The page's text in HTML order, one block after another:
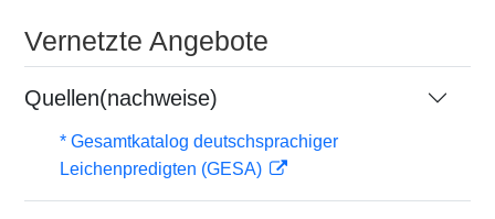
Vernetzte Angebote
Quellen(nachweise)
* Gesamtkatalog deutschsprachiger
Leichenpredigten (GESA)